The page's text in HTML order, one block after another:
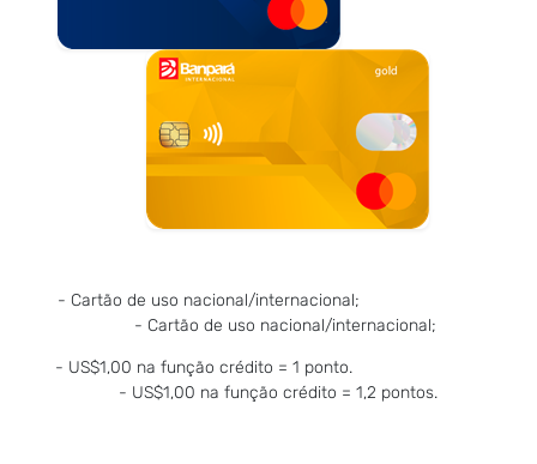
- Cartão de uso nacional/internacional;
- Cartão de uso nacional/internacional;
- US$1,00 na função crédito = 1 ponto.
- US$1,00 na função crédito = 1,2 pontos.